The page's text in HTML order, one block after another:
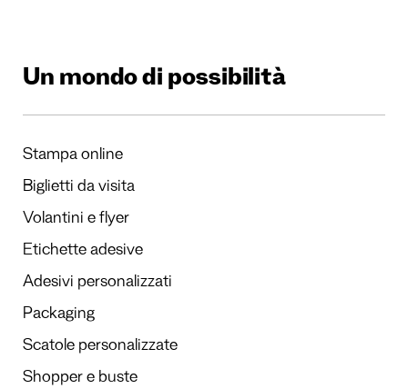
Un mondo di possibilità
Stampa online
Biglietti da visita
Volantini e flyer
Etichette adesive
Adesivi personalizzati
Packaging
Scatole personalizzate
Shopper e buste